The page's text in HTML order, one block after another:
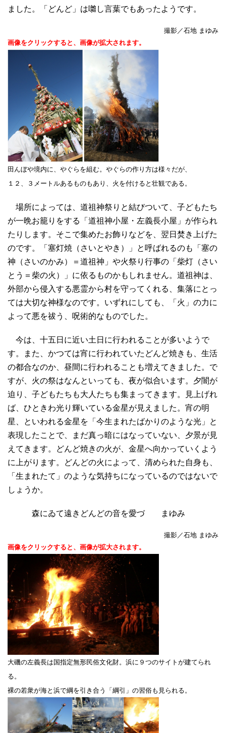
ました。「どんど」は囃し言葉でもあったようです。
撮影／石地 まゆみ
画像をクリックすると、画像が拡大されます。
田んぼや境内に、やぐらを組む。やぐらの作り方は様々だが、
１２、３メートルあるものもあり、火を付けると壮観である。
場所によっては、道祖神祭りと結びついて、子どもたち
が一晩お籠りをする「道祖神小屋・左義長小屋」が作られ
たりします。そこで集めたお飾りなどを、翌日焚き上げた
のです。「塞灯焼（さいとやき）」と呼ばれるのも「塞の
神（さいのかみ）＝道祖神」や火祭り行事の「柴灯（さい
とう＝柴の火）」に依るものかもしれません。道祖神は、
外部から侵入する悪霊から村を守ってくれる、集落にとっ
ては大切な神様なのです。いずれにしても、「火」の力に
よって悪を祓う、呪術的なものでした。
今は、十五日に近い土日に行われることが多いようで
す。また、かつては宵に行われていたどんど焼きも、生活
の都合なのか、昼間に行われることも増えてきました。で
すが、火の祭はなんといっても、夜が似合います。夕闇が
迫り、子どもたちも大人たちも集まってきます。見上げれ
ば、ひときわ光り輝いている金星が見えました。宵の明
星、といわれる金星を「今生まれたばかりのような光」と
表現したことで、まだ真っ暗にはなっていない、夕景が見
えてきます。どんど焼きの火が、金星へ向かっていくよう
に上がります。どんどの火によって、清められた自身も、
「生まれたて」のような気持ちになっているのではないで
しょうか。
森にゐて遠きどんどの音を愛づ まゆみ
撮影／石地 まゆみ
画像をクリックすると、画像が拡大されます。
大磯の左義長は国指定無形民俗文化財。浜に９つのサイトが建てられ
る。
裸の若衆が海と浜で綱を引き合う「綱引」の習俗も見られる。